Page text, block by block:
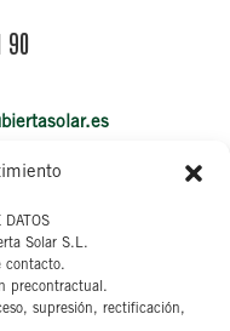
DATOS
Solar S.L.
contacto.
precontractual.
supresión, rectificación,
90
20